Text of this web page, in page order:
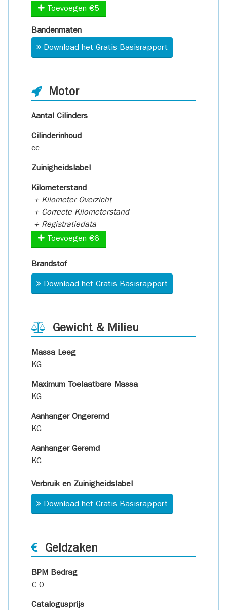
Toevoegen €5
Bandenmaten
Download het Gratis Basisrapport
Motor
Aantal Cilinders
Cilinderinhoud
cc
Zuinigheidslabel
Kilometerstand
+ Kilometer Overzicht
+ Correcte Kilometerstand
+ Registratiedata
Toevoegen €6
Brandstof
Download het Gratis Basisrapport
Gewicht & Milieu
Massa Leeg
KG
Maximum Toelaatbare Massa
KG
Aanhanger Ongeremd
KG
Aanhanger Geremd
KG
Verbruik en Zuinigheidslabel
Download het Gratis Basisrapport
Geldzaken
BPM Bedrag
€ 0
Catalogusprijs